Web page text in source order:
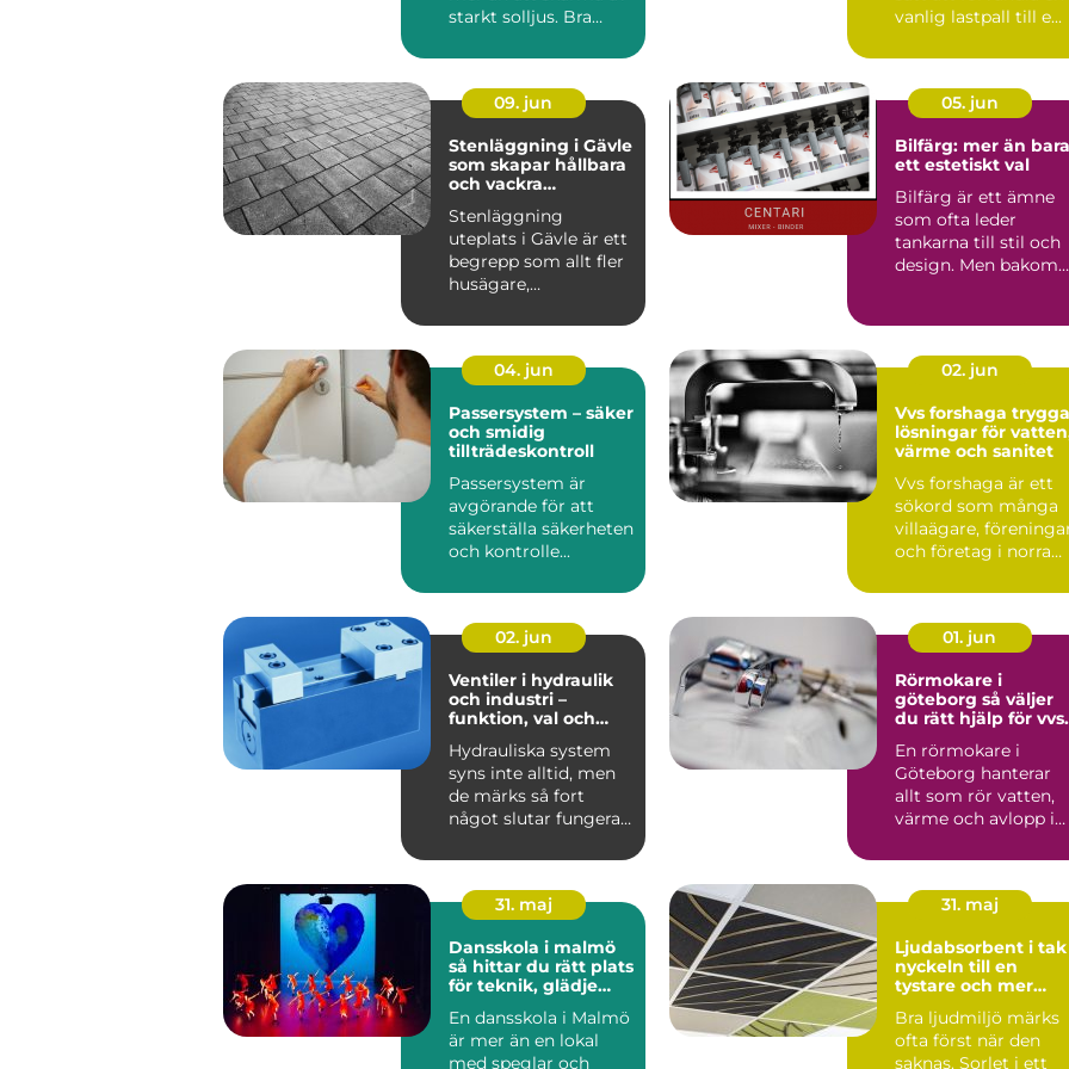
starkt solljus. Bra
vanlig lastpall till e...
09. jun
Stenläggning i Gävle
som skapar hållbara
och vackra
Stenläggning
uteplats i Gävle är ett
begrepp som allt fler
husägare,
05. jun
Bilfärg: mer än bara
ett estetiskt val
Bilfärg är ett ämne
som ofta leder
tankarna till stil och
design. Men bakom
04. jun
Passersystem – säker
och smidig
tillträdeskontroll
Passersystem är
avgörande för att
säkerställa säkerheten
och kontrolle...
02. jun
Vvs forshaga trygga
lösningar för
värme och sanitet
Vvs forshaga är ett
sökord som många
villaägare,
och företag i norra
nä...
02. jun
Ventiler i hydraulik
och industri –
funktion, val och
Hydrauliska system
syns inte alltid, men
de märks så fort
något slutar fungera.
01. jun
Rörmokare i
göteborg så väljer
du rätt hjälp för vvs
En rörmokare i
Göteborg hanterar
allt som rör vatten,
värme och avlopp i
lägenheter och...
31. maj
Dansskola i malmö
så hittar du rätt plats
för teknik, glädje
En dansskola i Malmö
är mer än en lokal
med speglar och
31. maj
Ljudabsorbent i tak
nyckeln till en
tystare och mer
Bra ljudmiljö märks
ofta först när den
saknas. Sorlet i ett